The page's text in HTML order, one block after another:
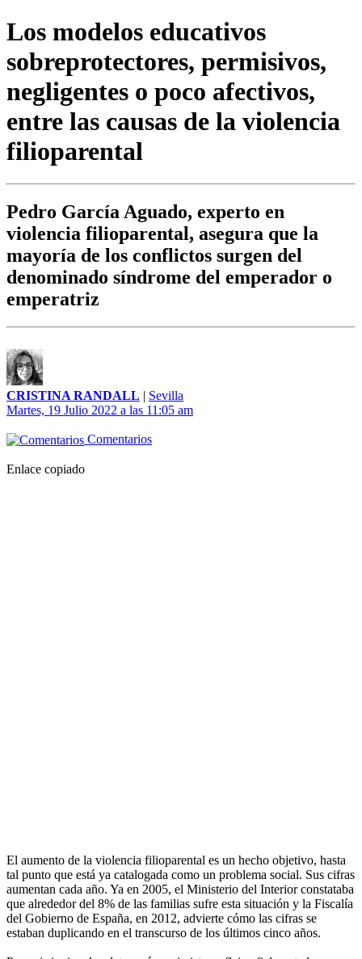
Los modelos educativos
sobreprotectores, permisivos,
negligentes o poco afectivos,
entre las causas de la violencia
filioparental
Pedro García Aguado, experto en
violencia filioparental, asegura que la
mayoría de los conflictos surgen del
denominado síndrome del emperador o
emperatriz
CRISTINA RANDALL | Sevilla
Martes, 19 Julio 2022 a las 11:05 am
Comentarios
Enlace copiado
El aumento de la violencia filioparental es un hecho objetivo, hasta
tal punto que está ya catalogada como un problema social. Sus cifras
aumentan cada año. Ya en 2005, el Ministerio del Interior constataba
que alrededor del 8% de las familias sufre esta situación y la Fiscalía
del Gobierno de España, en 2012, advierte cómo las cifras se
estaban duplicando en el transcurso de los últimos cinco años.